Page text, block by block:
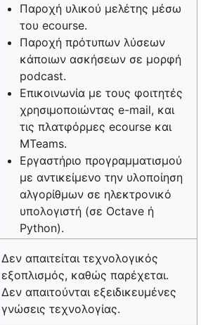
Παροχή υλικού μελέτης μέσω
του ecourse.
Παροχή πρότυπων λύσεων
κάποιων ασκήσεων σε μορφή
podcast.
Επικοινωνία με τους φοιτητές
χρησιμοποιώντας e-mail, και
τις πλατφόρμες ecourse και
MTeams.
Εργαστήριο προγραμματισμού
με αντικείμενο την υλοποίηση
αλγορίθμων σε ηλεκτρονικό
υπολογιστή (σε Octave ή
Python).
Δεν απαιτείται τεχνολογικός
εξοπλισμός, καθώς παρέχεται.
Δεν απαιτούνται εξειδικευμένες
γνώσεις τεχνολογίας.